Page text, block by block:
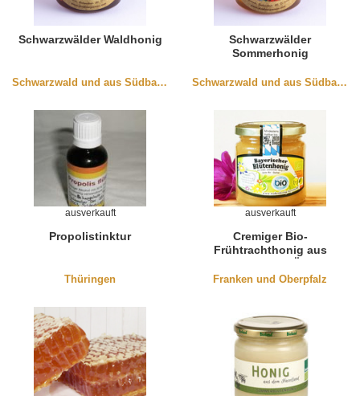
Schwarzwälder Waldhonig
Schwarzwald und aus Südbaden
Schwarzwälder
Sommerhonig
Schwarzwald und aus Südbaden
Propolistinktur
Thüringen
ausverkauft
Cremiger Bio-
Frühtrachthonig aus
Franken und Oberpfalz
ausverkauft